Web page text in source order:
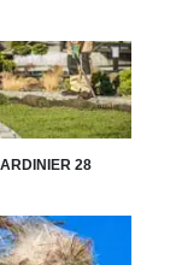
28